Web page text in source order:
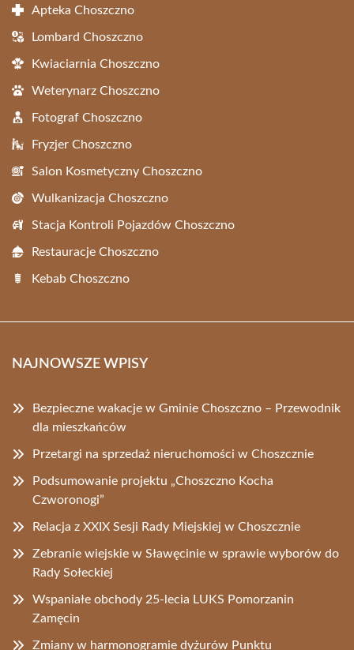
Apteka Choszczno
Lombard Choszczno
Kwiaciarnia Choszczno
Weterynarz Choszczno
Fotograf Choszczno
Fryzjer Choszczno
Salon Kosmetyczny Choszczno
Wulkanizacja Choszczno
Stacja Kontroli Pojazdów Choszczno
Restauracje Choszczno
Kebab Choszczno
NAJNOWSZE WPISY
Bezpieczne wakacje w Gminie Choszczno – Przewodnik
dla mieszkańców
Przetargi na sprzedaż nieruchomości w Choszcznie
Podsumowanie projektu „Choszczno Kocha
Czworonogi”
Relacja z XXIX Sesji Rady Miejskiej w Choszcznie
Zebranie wiejskie w Sławęcinie w sprawie wyborów do
Rady Sołeckiej
Wspaniałe obchody 25-lecia LUKS Pomorzanin
Zamęcin
Zmiany w harmonogramie dyżurów Punktu